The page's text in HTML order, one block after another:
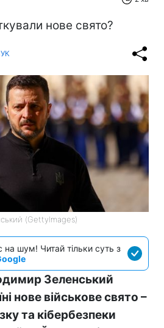
нове свято?
(GettyImages)
на шум! Читай тільки суть з
Зеленський
нове військове свято –
та кібербезпеки